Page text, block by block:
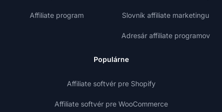
Affiliate program Slovník affiliate marketingu
Adresár affiliate programov
Populárne
Affiliate softvér pre Shopify
Affiliate softvér pre WooCommerce